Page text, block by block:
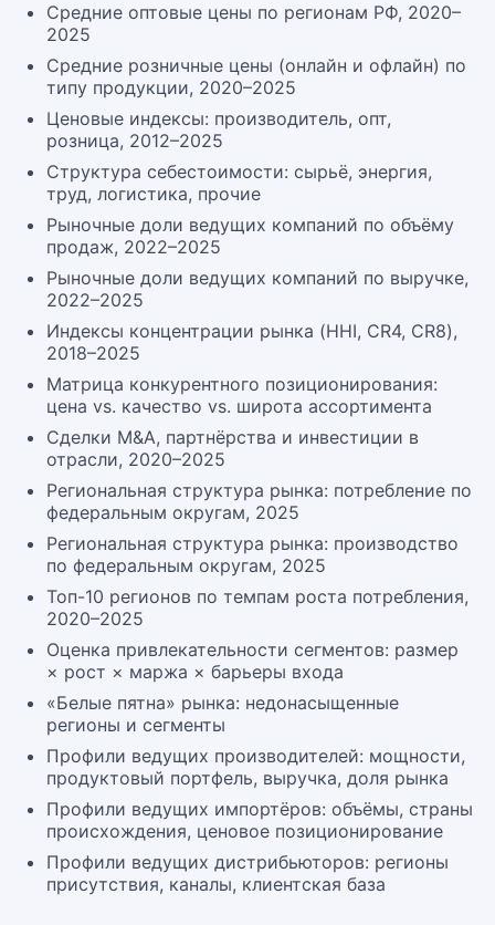
Средние оптовые цены по регионам РФ, 2020–
2025
Средние розничные цены (онлайн и офлайн) по
типу продукции, 2020–2025
Ценовые индексы: производитель, опт,
розница, 2012–2025
Структура себестоимости: сырьё, энергия,
труд, логистика, прочие
Рыночные доли ведущих компаний по объёму
продаж, 2022–2025
Рыночные доли ведущих компаний по выручке,
2022–2025
Индексы концентрации рынка (HHI, CR4, CR8),
2018–2025
Матрица конкурентного позиционирования:
цена vs. качество vs. широта ассортимента
Сделки M&A, партнёрства и инвестиции в
отрасли, 2020–2025
Региональная структура рынка: потребление по
федеральным округам, 2025
Региональная структура рынка: производство
по федеральным округам, 2025
Топ-10 регионов по темпам роста потребления,
2020–2025
Оценка привлекательности сегментов: размер
× рост × маржа × барьеры входа
«Белые пятна» рынка: недонасыщенные
регионы и сегменты
Профили ведущих производителей: мощности,
продуктовый портфель, выручка, доля рынка
Профили ведущих импортёров: объёмы, страны
происхождения, ценовое позиционирование
Профили ведущих дистрибьюторов: регионы
присутствия, каналы, клиентская база